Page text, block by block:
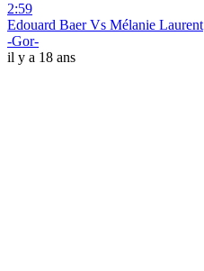
2:59
Edouard Baer Vs Mélanie Laurent
-Gor-
il y a 18 ans